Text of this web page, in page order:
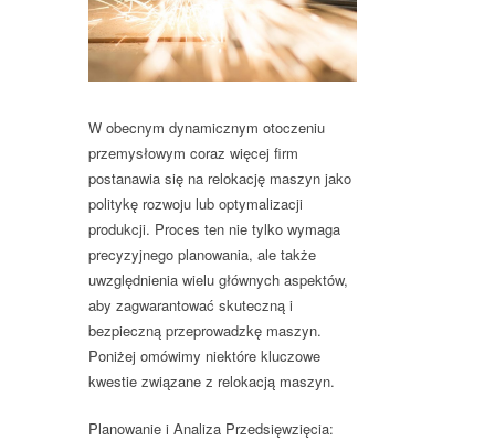
W obecnym dynamicznym otoczeniu
przemysłowym coraz więcej firm
postanawia się na relokację maszyn jako
politykę rozwoju lub optymalizacji
produkcji. Proces ten nie tylko wymaga
precyzyjnego planowania, ale także
uwzględnienia wielu głównych aspektów,
aby zagwarantować skuteczną i
bezpieczną przeprowadzkę maszyn.
Poniżej omówimy niektóre kluczowe
kwestie związane z relokacją maszyn.
Planowanie i Analiza Przedsięwzięcia: